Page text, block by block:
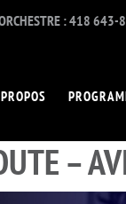
: 418 643-
–